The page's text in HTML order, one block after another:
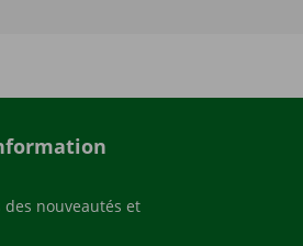
des nouveautés et